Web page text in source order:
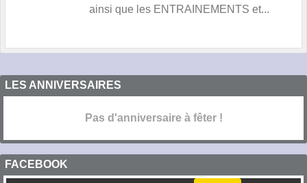
ainsi que les ENTRAINEMENTS et...
LES ANNIVERSAIRES
Pas d'anniversaire à fêter !
FACEBOOK